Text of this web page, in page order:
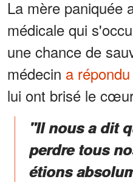
La mère paniquée
médicale qui
une chance de
médecin a répondu
lui ont brisé le
"Il nous a dit
perdre tous
étions